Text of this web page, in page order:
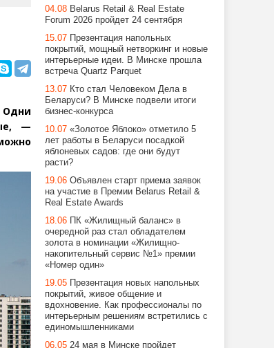
Одни
—
04.08 Belarus Retail & Real Estate
Forum 2026 пройдет 24 сентября
15.07 Презентация напольных
покрытий, мощный нетворкинг и новые
интерьерные идеи. В Минске прошла
встреча Quartz Parquet
13.07 Кто стал Человеком Дела в
Беларуси? В Минске подвели итоги
бизнес-конкурса
10.07 «Золотое Яблоко» отметило 5
лет работы в Беларуси посадкой
яблоневых садов: где они будут
расти?
19.06 Объявлен старт приема заявок
на участие в Премии Belarus Retail &
Real Estate Awards
18.06 ПК «Жилищный баланс» в
очередной раз стал обладателем
золота в номинации «Жилищно-
накопительный сервис №1» премии
«Номер один»
19.05 Презентация новых напольных
покрытий, живое общение и
вдохновение. Как профессионалы по
интерьерным решениям встретились с
единомышленниками
06.05 24 мая в Минске пройдет